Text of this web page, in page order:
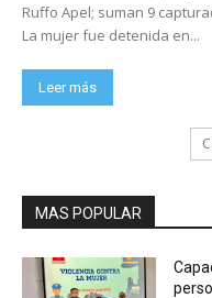
Ruffo Apel; suman 9
La mujer fue detenida en...
Leer más
MAS POPULAR